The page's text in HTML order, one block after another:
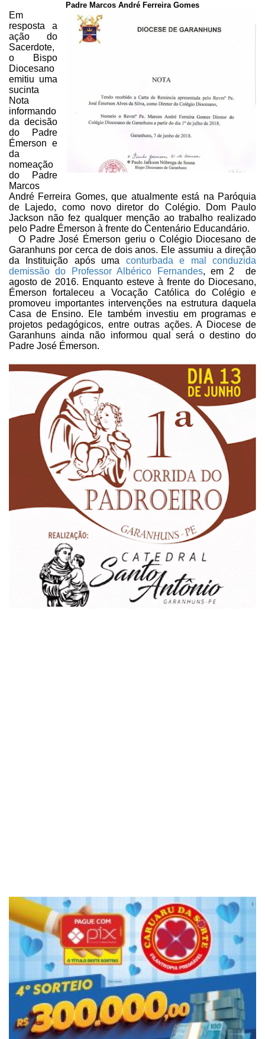
Padre Marcos André Ferreira Gomes
Em
resposta a
ação do
Sacerdote,
o Bispo
Diocesano
emitiu uma
sucinta
Nota
informando
da decisão
do Padre
Émerson e
da
nomeação
do Padre
Marcos
André Ferreira Gomes, que atualmente está na Paróquia
de Lajedo, como novo diretor do Colégio. Dom Paulo
Jackson não fez qualquer menção ao trabalho realizado
pelo Padre Émerson à frente do Centenário Educandário.
O Padre José Émerson geriu o Colégio Diocesano de
Garanhuns por cerca de dois anos. Ele assumiu a direção
da Instituição após uma conturbada e mal conduzida
demissão do Professor Albérico Fernandes, em 2
de
agosto de 2016. Enquanto esteve à frente do Diocesano,
Émerson fortaleceu a Vocação Católica do Colégio e
promoveu importantes intervenções na estrutura daquela
Casa de Ensino. Ele também investiu em programas e
projetos pedagógicos, entre outras ações. A Diocese de
Garanhuns ainda não informou qual
será o destino do
Padre José Émerson.